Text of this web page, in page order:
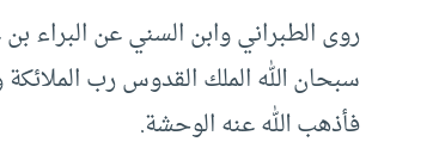
روى الطبراني وابن السني عن البراء
سبحان الله الملك القدوس رب
فأذهب الله عنه الوحشة.